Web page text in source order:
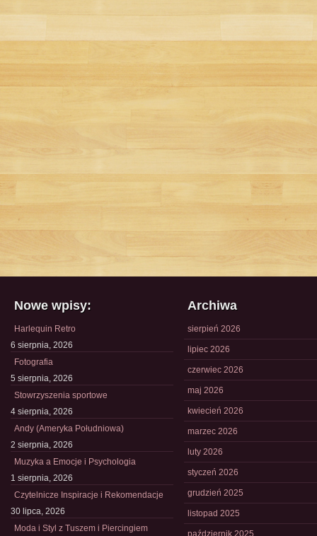
Nowe wpisy:
Harlequin Retro
6 sierpnia, 2026
Fotografia
5 sierpnia, 2026
Stowrzyszenia sportowe
4 sierpnia, 2026
Andy (Ameryka Południowa)
2 sierpnia, 2026
Muzyka a Emocje i Psychologia
1 sierpnia, 2026
Czytelnicze Inspiracje i Rekomendacje
30 lipca, 2026
Moda i Styl z Tuszem i Piercingiem
Archiwa
sierpień 2026
lipiec 2026
czerwiec 2026
maj 2026
kwiecień 2026
marzec 2026
luty 2026
styczeń 2026
grudzień 2025
listopad 2025
październik 2025